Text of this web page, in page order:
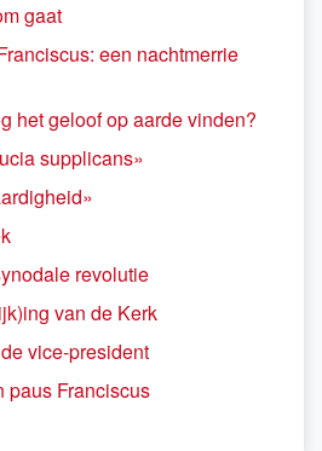
gaat
een nachtmerrie
het geloof op aarde vinden?
supplicans»
revolutie
van de Kerk
vice-president
paus Franciscus